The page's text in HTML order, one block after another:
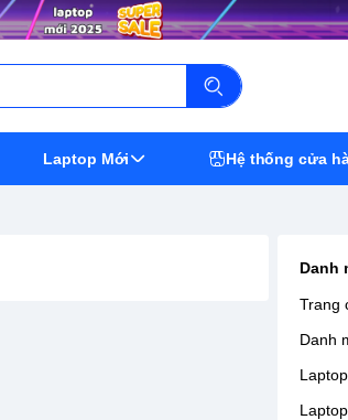
Laptop Mới Hệ thống cửa
Danh
Trang
Danh